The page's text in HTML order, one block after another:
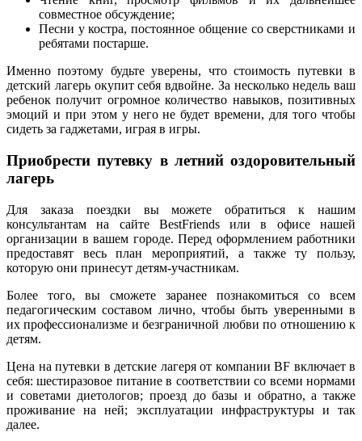
совместное обсуждение;
Песни у костра, постоянное общение со сверстниками и
ребятами постарше.
Именно поэтому будьте уверены, что стоимость путевки в
детский лагерь окупит себя вдвойне. За несколько недель ваш
ребенок получит огромное количество навыков, позитивных
эмоций и при этом у него не будет времени, для того чтобы
сидеть за гаджетами, играя в игры.
Приобрести путевку в летний оздоровительный
лагерь
Для заказа поездки вы можете обратиться к нашим
консультантам на сайте BestFriends или в офисе нашей
организации в вашем городе. Перед оформлением работники
предоставят весь план мероприятий, а также ту пользу,
которую они принесут детям-участникам.
Более того, вы сможете заранее познакомиться со всем
педагогическим составом лично, чтобы быть уверенными в
их профессионализме и безграничной любви по отношению к
детям.
Цена на путевки в детские лагеря от компании BF включает в
себя: шестиразовое питание в соответствии со всеми нормами
и советами диетологов; проезд до базы и обратно, а также
проживание на ней; эксплуатации инфраструктуры и так
далее.